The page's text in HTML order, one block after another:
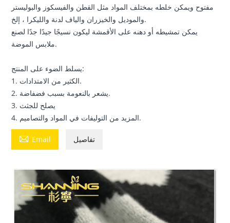
مفتوح ويمكن خلطه بمختلف المواد مثل القطن والفيسكوز والبوليستر
والموديل والخيزران والياف لدنة والليكرا ، إلخ.
يمكن تمشيطه أو دهنه على الأقمشة ليكون نسيجًا جيدًا جدًا لصنع
ملابس الموضة.
يسلط الضوء على المنتج:
1. الكثير من الامتدادات.
2. يشعر بالنعومة بسبب فضفاضة.
3. يصلح للجثث
4. المزيد من التوليفات في المواد والتصاميم.
 Email تفاصيل